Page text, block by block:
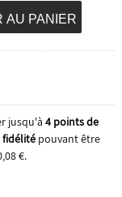
AU PANIER
jusqu'à 4points de
pouvant être
€.